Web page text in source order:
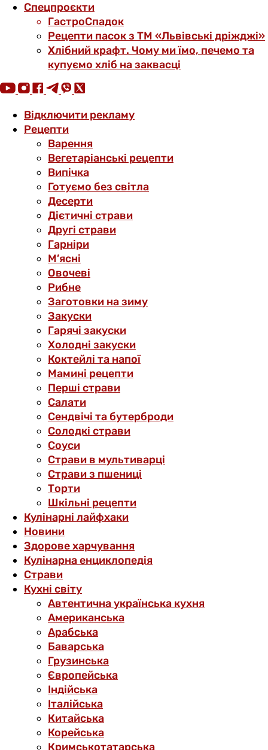
Спецпроєкти
ГастроСпадок
Рецепти пасок з ТМ «Львівські дріжджі»
Хлібний крафт. Чому ми їмо, печемо та
купуємо хліб на заквасці
Відключити рекламу
Рецепти
Варення
Вегетаріанські рецепти
Випічка
Готуємо без світла
Десерти
Дієтичні страви
Другі страви
Гарніри
М’ясні
Овочеві
Рибне
Заготовки на зиму
Закуски
Гарячі закуски
Холодні закуски
Коктейлі та напої
Мамині рецепти
Перші страви
Салати
Сендвічі та бутерброди
Солодкі страви
Соуси
Страви в мультиварці
Страви з пшениці
Торти
Шкільні рецепти
Кулінарні лайфхаки
Новини
Здорове харчування
Кулінарна енциклопедія
Страви
Кухні світу
Автентична українська кухня
Американська
Арабська
Баварська
Грузинська
Європейська
Індійська
Італійська
Китайська
Корейська
Кримськотатарська